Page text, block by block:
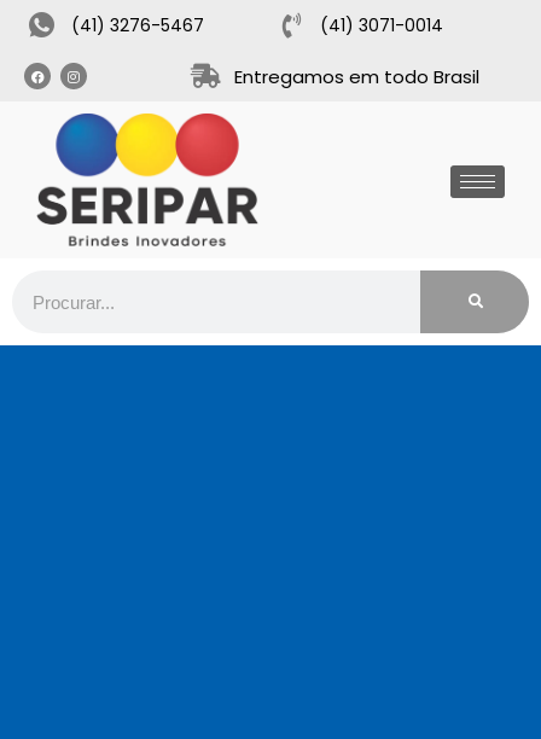
(41) 3276-5467 (41) 3071-0014
Entregamos em todo Brasil